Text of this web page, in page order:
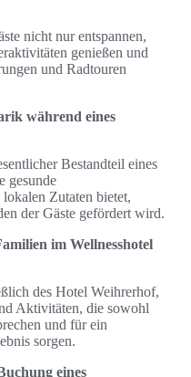
nicht nur entspannen,
genießen und
und Radtouren
während eines
Bestandteil eines
gesunde
Zutaten bietet,
der Gäste gefördert wird.
im Wellnesshotel
des Hotel Weihrerhof,
Aktivitäten, die sowohl
und für ein
sorgen.
eines